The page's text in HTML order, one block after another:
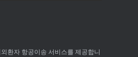
환자 항공이송 서비스를 제공합니